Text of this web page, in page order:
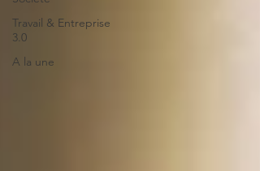
Travail & Entreprise
3.0
A la une